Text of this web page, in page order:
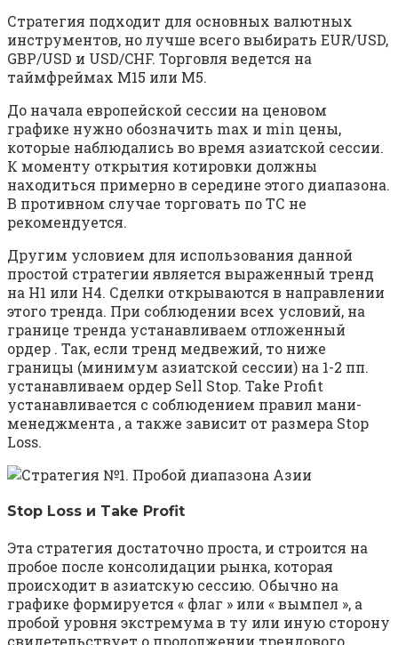
Стратегия подходит для основных валютных
инструментов, но лучше всего выбирать EUR/USD,
GBP/USD и USD/CHF. Торговля ведется на
таймфреймах М15 или М5.
До начала европейской сессии на ценовом
графике нужно обозначить max и min цены,
которые наблюдались во время азиатской сессии.
К моменту открытия котировки должны
находиться примерно в середине этого диапазона.
В противном случае торговать по ТС не
рекомендуется.
Другим условием для использования данной
простой стратегии является выраженный тренд
на H1 или Н4. Сделки открываются в направлении
этого тренда. При соблюдении всех условий, на
границе тренда устанавливаем отложенный
ордер . Так, если тренд медвежий, то ниже
границы (минимум азиатской сессии) на 1-2 пп.
устанавливаем ордер Sell Stop. Take Profit
устанавливается с соблюдением правил мани-
менеджмента , а также зависит от размера Stop
Loss.
Stop Loss и Take Profit
Эта стратегия достаточно проста, и строится на
пробое после консолидации рынка, которая
происходит в азиатскую сессию. Обычно на
графике формируется « флаг » или « вымпел », а
пробой уровня экстремума в ту или иную сторону